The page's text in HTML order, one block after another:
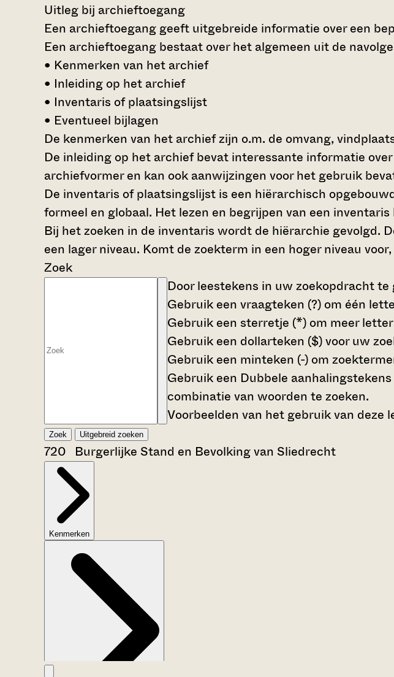
Uitleg bij archieftoegang
Een archieftoegang geeft uitgebreide informatie over een
Een archieftoegang bestaat over het algemeen uit de
• Kenmerken van het archief
• Inleiding op het archief
• Inventaris of plaatsingslijst
• Eventueel bijlagen
De kenmerken van het archief zijn o.m. de omvang,
De inleiding op het archief bevat interessante informatie
archiefvormer en kan ook aanwijzingen voor het gebruik
De inventaris of plaatsingslijst is een hiërarchisch
formeel en globaal. Het lezen en begrijpen van een
Bij het zoeken in de inventaris wordt de hiërarchie gevolgd.
een lager niveau. Komt de zoekterm in een hoger niveau
Zoek
Door leestekens in uw zoekopdracht
Gebruik een vraagteken (?) om één
Gebruik een sterretje (*) om meer
Gebruik een dollarteken ($)voor uw
Gebruik een minteken (-) om
Gebruik een Dubbele aanhalingstekens
combinatie van woorden te zoeken.
Voorbeelden van het gebruik van deze
Zoek Uitgebreid zoeken
720 Burgerlijke Stand en Bevolking van Sliedrecht
Kenmerken